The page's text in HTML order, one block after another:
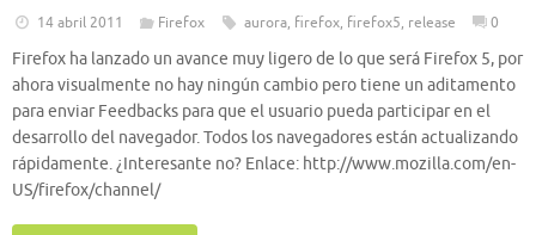
14 abril 2011 Firefox aurora, firefox, firefox5, release 0
Firefox ha lanzado un avance muy ligero de lo que será Firefox 5, por
ahora visualmente no hay ningún cambio pero tiene un aditamento
para enviar Feedbacks para que el usuario pueda participar en el
desarrollo del navegador. Todos los navegadores están actualizando
rápidamente. ¿Interesante no? Enlace: http://www.mozilla.com/en-
US/firefox/channel/